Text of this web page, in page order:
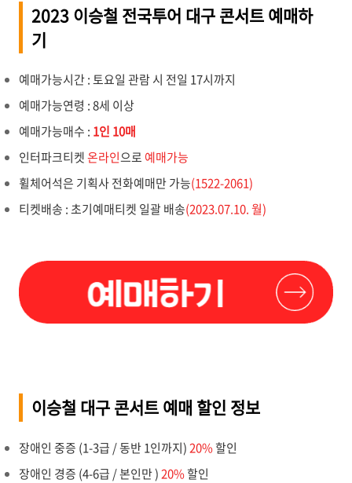
2023 이승철 전국투어 대구 콘서트 예매하
기
예매가능시간 : 토요일 관람 시 전일 17시까지
예매가능연령 : 8세 이상
예매가능매수 : 1인 10매
인터파크티켓온라인으로 예매가능
휠체어석은 기획사 전화예매만 가능(1522-2061)
티켓배송 : 초기예매티켓 일괄 배송(2023.07.10. 월)
이승철 대구 콘서트 예매 할인 정보
장애인 중증 (1-3급 / 동반 1인까지)20%할인
장애인 경증 (4-6급 / 본인만 )20%할인